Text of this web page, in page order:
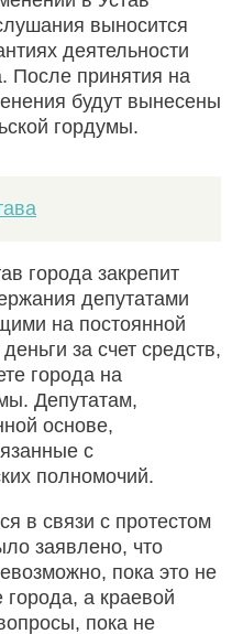
выносится
деятельности
После принятия на
будут вынесены
гордумы.
города закрепит
депутатами
на постоянной
за счет средств,
города на
Депутатам,
основе,
с
полномочий.
в связи с протестом
заявлено, что
пока это не
города, а краевой
пока не